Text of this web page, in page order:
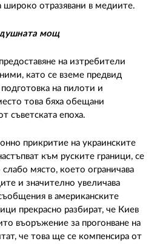
широко отразявани в медиите.
мощ
на изтребители
като се вземе предвид
на пилоти и
това бяха обещани
съветската епоха.
прикритие на украинските
към руските граници, се
място, което ограничава
и значително увеличава
в американските
прекрасно разбират, че Киев
въоръжение за прогонване на
че това ще се компенсира от